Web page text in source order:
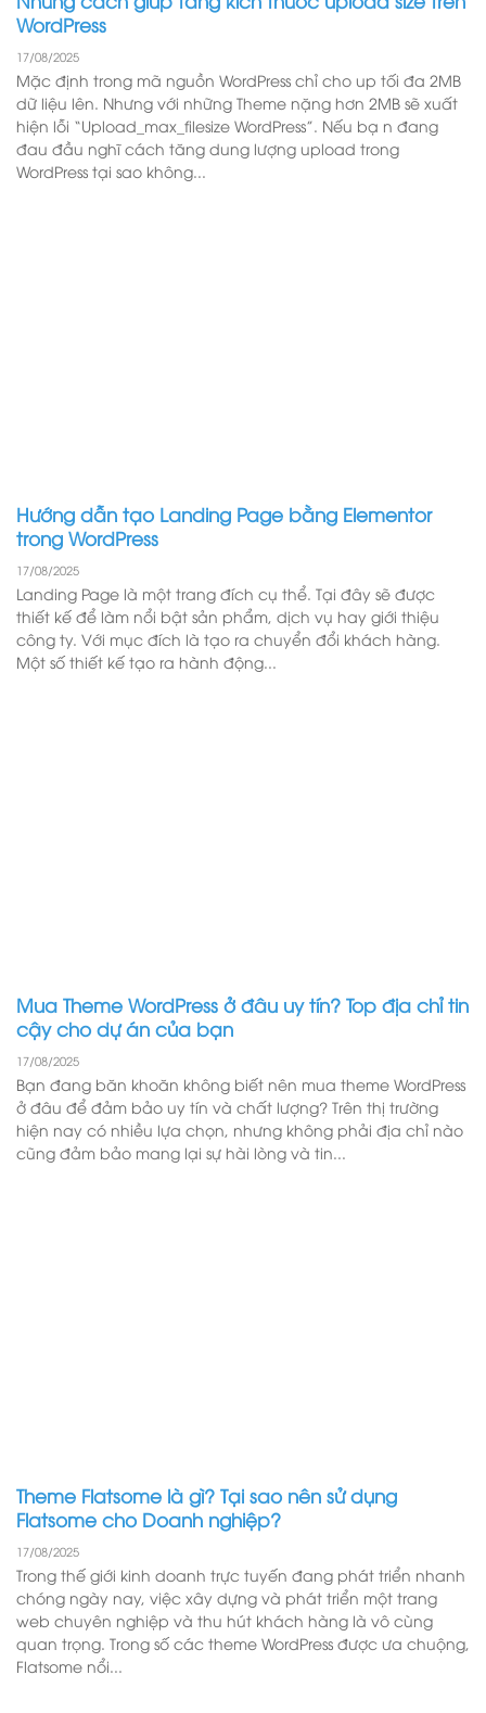
WordPress
17/08/2025
Mặc định trong mã nguồn WordPress chỉ cho up tối đa 2MB
dữ liệu lên. Nhưng với những Theme nặng hơn 2MB sẽ xuất
hiện lỗi “Upload_max_filesize WordPress”. Nếu bạ n đang
đau đầu nghĩ cách tăng dung lượng upload trong
WordPress tại sao không...
Hướng dẫn tạo Landing Page bằng Elementor
trong WordPress
17/08/2025
Landing Page là một trang đích cụ thể. Tại đây sẽ được
thiết kế để làm nổi bật sản phẩm, dịch vụ hay giới thiệu
công ty. Với mục đích là tạo ra chuyển đổi khách hàng.
Một số thiết kế tạo ra hành động...
Mua Theme WordPress ở đâu uy tín? Top địa chỉ tin
cậy cho dự án của bạn
17/08/2025
Bạn đang băn khoăn không biết nên mua theme WordPress
ở đâu để đảm bảo uy tín và chất lượng? Trên thị trường
hiện nay có nhiều lựa chọn, nhưng không phải địa chỉ nào
cũng đảm bảo mang lại sự hài lòng và tin...
Theme Flatsome là gì? Tại sao nên sử dụng
Flatsome cho Doanh nghiệp?
17/08/2025
Trong thế giới kinh doanh trực tuyến đang phát triển nhanh
chóng ngày nay, việc xây dựng và phát triển một trang
web chuyên nghiệp và thu hút khách hàng là vô cùng
quan trọng. Trong số các theme WordPress được ưa chuộng,
Flatsome nổi...